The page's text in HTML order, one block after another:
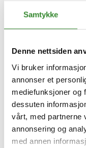
Samtykke
Denne nettsiden
Vi bruker
annonser et
mediefunksjoner og
dessuten
vårt, med partnerne
annonsering og
med annen
Makrell i tomat kuvert
70x22g
Pris
kr 459,37 /krt